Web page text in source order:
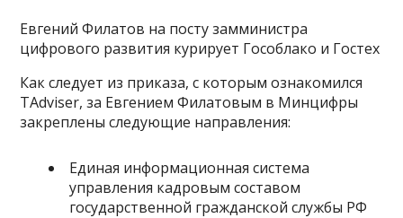
Евгений Филатов на посту замминистра
цифрового развития курирует Гособлако и Гостех
Как следует из приказа, с которым ознакомился
TAdviser, за Евгением Филатовым в Минцифры
закреплены следующие направления:
Единая информационная система
управления кадровым составом
государственной гражданской службы РФ